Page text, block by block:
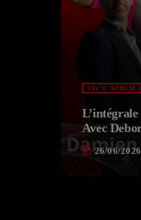
VIV'L'APREM
Avec
today 26/06/2026